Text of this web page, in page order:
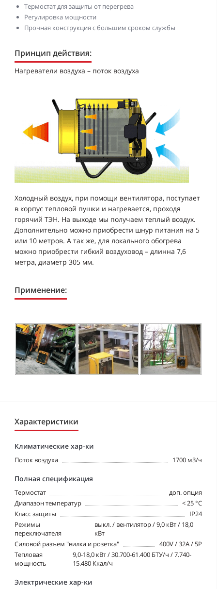
Термостат для защиты от перегрева
Регулировка мощности
Прочная конструкция с большим сроком службы
Принцип действия:
Нагреватели воздуха – поток воздуха
Холодный воздух, при помощи вентилятора, поступает
в корпус тепловой пушки и нагревается, проходя
горячий ТЭН. На выходе мы получаем теплый воздух.
Дополнительно можно приобрести шнур питания на 5
или 10 метров. А так же, для локального обогрева
можно приобрести гибкий воздуховод – длинна 7,6
метра, диаметр 305 мм.
Применение:
Характеристики
Климатические хар-ки
Поток воздуха 1700 м3/ч
Полная спецификация
Tермостат
доп. опция
Диапазон температур
< 25 °C
Класс защиты
IP24
Режимы
переключателя
выкл. / вентилятор / 9,0 кВт / 18,0
кВт
Силовой разъем "вилка и розетка"
400V / 32A / 5P
Тепловая
мощность
9,0-18,0 кВт / 30.700-61.400 БТУ/ч / 7.740-
15.480 Ккал/ч
Электрические хар-ки